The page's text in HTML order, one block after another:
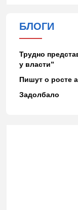
БЛОГИ
Трудно
у власти”
Пишут о росте
Задолбало